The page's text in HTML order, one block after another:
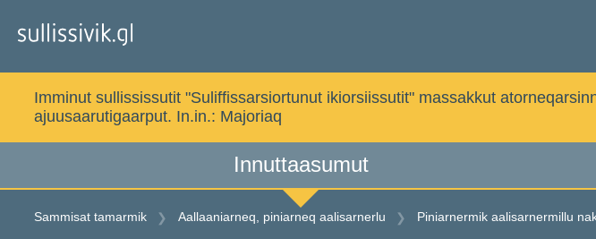
Imminut sullississutit "Suliffissarsiortunut ikiorsiissutit" massakkut
ajuusaarutigaarput. In.in.: Majoriaq
Innuttaasumut
Sammisat tamarmik Aallaaniarneq, piniarneq aalisarnerlu Piniarnermik aalisarnermillu